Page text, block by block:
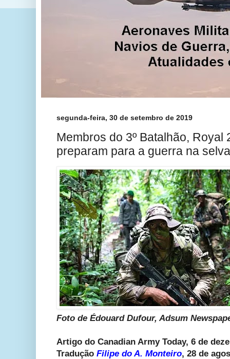
segunda-feira, 30 de setembro de 2019
Membros do 3º Batalhão, Royal
preparam para a guerra na selva
Foto de Édouard Dufour, Adsum
Artigo do Canadian Army Today, 6 de
Tradução Filipe do A. Monteiro, 28 de